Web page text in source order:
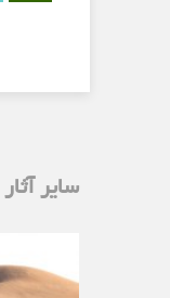
سایر آثار